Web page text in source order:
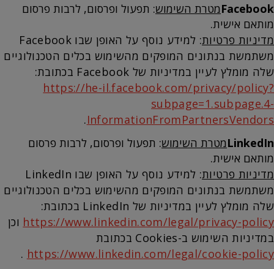
Facebookמטרת השימוש: תפעול ופרסום, לרבות פרסום
מותאם אישית.
מדיניות פרטיות
: למידע נוסף על האופן שבו Facebook
משתמשת בנתונים המופקים מהשימוש בכלים הטכנולוגיים
שלה מומלץ לעיין במדיניות של Facebook בכתובת:
https://he-il.facebook.com/privacy/policy?
subpage=1.subpage.4-
InformationFromPartnersVendors
.
LinkedInמטרת השימוש: תפעול ופרסום, לרבות פרסום
מותאם אישית.
מדיניות פרטיות
: למידע נוסף על האופן שבו LinkedIn
משתמשת בנתונים המופקים מהשימוש בכלים הטכנולוגיים
שלה מומלץ לעיין במדיניות של LinkedIn בכתובת:
https://www.linkedin.com/legal/privacy-policy וכן
במדיניות השימוש ב-Cookies בכתובת
https://www.linkedin.com/legal/cookie-policy
.